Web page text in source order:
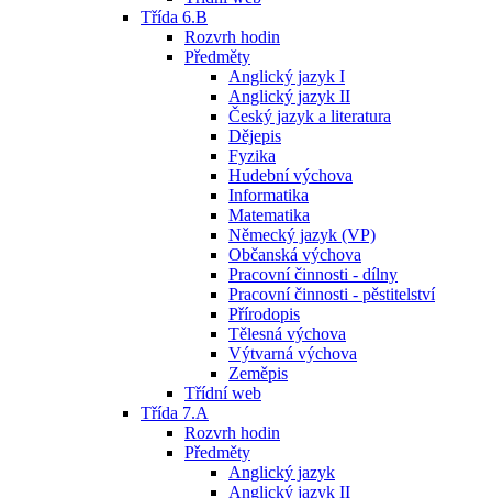
Třída 6.B
Rozvrh hodin
Předměty
Anglický jazyk I
Anglický jazyk II
Český jazyk a literatura
Dějepis
Fyzika
Hudební výchova
Informatika
Matematika
Německý jazyk (VP)
Občanská výchova
Pracovní činnosti - dílny
Pracovní činnosti - pěstitelství
Přírodopis
Tělesná výchova
Výtvarná výchova
Zeměpis
Třídní web
Třída 7.A
Rozvrh hodin
Předměty
Anglický jazyk
Anglický jazyk II